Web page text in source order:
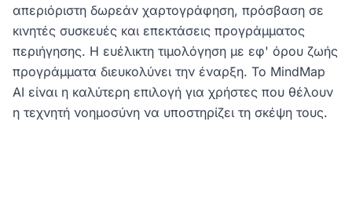
απεριόριστη δωρεάν χαρτογράφηση, πρόσβαση σε
κινητές συσκευές και επεκτάσεις προγράμματος
περιήγησης. Η ευέλικτη τιμολόγηση με εφ' όρου ζωής
προγράμματα διευκολύνει την έναρξη. Το MindMap
AI είναι η καλύτερη επιλογή για χρήστες που θέλουν
η τεχνητή νοημοσύνη να υποστηρίζει τη σκέψη τους.